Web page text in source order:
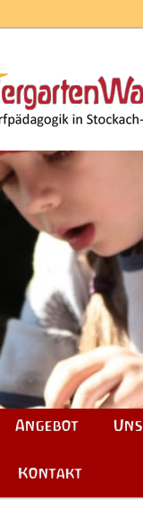
Angebot
Kontakt